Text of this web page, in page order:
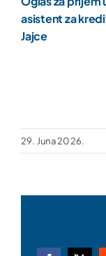
asistent za
Jajce
29. Juna 2026.